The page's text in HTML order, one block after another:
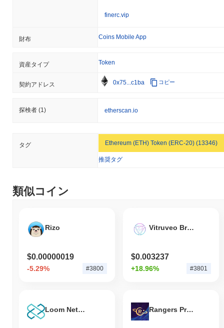
FINEの時価総額は約 $172,164.00
ークンの流通供給量に基づいて計算されています。
パフォーマンスですか？
体の暗号市場を上回っています。これは、より広範な市場のモメ
ンタムと比較して、FINEの価格アクションにおける強いパフォー
finerc.vip
財布 Coins Mobile App
資産タイプ Token
契約アドレス 0x75...c1ba コピー
探検者 (1) etherscan.io
タグ Ethereum (ETH) Token (ERC-20) (13346)
推奨タグ
類似コイン
Rizo
$0.00000019
-5.29% #3800
Vitruveo Bridged VTRU
$0.003237
+18.96% #3801
Loom Network Rangers Protocol Gas